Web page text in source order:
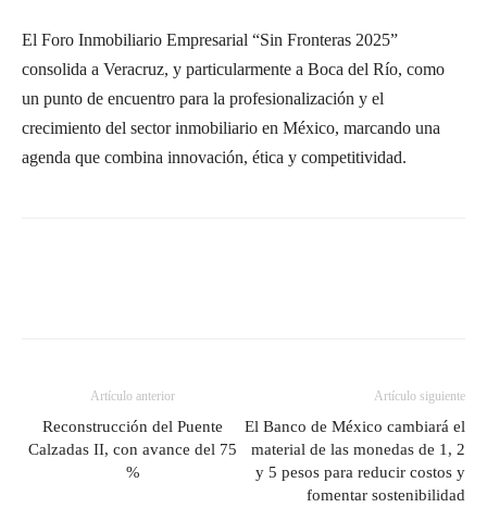
El Foro Inmobiliario Empresarial “Sin Fronteras 2025”
consolida a Veracruz, y particularmente a Boca del Río, como
un punto de encuentro para la profesionalización y el
crecimiento del sector inmobiliario en México, marcando una
agenda que combina innovación, ética y competitividad.
Artículo anterior
Reconstrucción del Puente
Calzadas II, con avance del 75
%
Artículo siguiente
El Banco de México cambiará el
material de las monedas de 1, 2
y 5 pesos para reducir costos y
fomentar sostenibilidad